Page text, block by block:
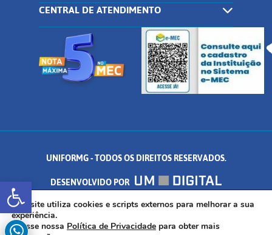
Abrir a barra de ferramentas
CENTRAL DE ATENDIMENTO
UNIFORMG - TODOS OS DIREITOS RESERVADOS.
DESENVOLVIDO POR
AV. DR. ARNALDO DE SENNA, 328 - PALMEIRAS, FORMIGA/MG - CEP:
35.574.530
Este site utiliza cookies e scripts externos para melhorar a sua
experiência.
Acesse nossa Política de Privacidade para obter mais